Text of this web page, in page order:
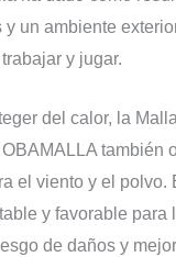
y un ambiente
y jugar.
del calor, la
también
el viento y el polvo.
y favorable para
de daños y